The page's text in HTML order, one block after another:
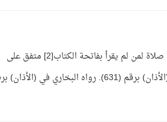
ج: واجبة كما قال ﷺ: صلوا كما رأيتموني أصلي[1] وقال عليه الصلاة والسلام: لا صلاة لمن لم يقرأ بفاتحة الكتاب[2] متفق على
صحته[3]. رواه الإمام أحمد في (مسند البصريين) برقم (20007)، والبخاري في (الأذان) برقم (631). رواه البخاري في